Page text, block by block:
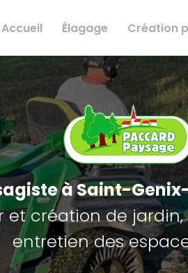
Accueil
Élagage Création
à Saint-
et création de jardin,
entretien des